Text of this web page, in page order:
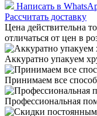
Написать в
Рассчитать доставку
Цена действительна
отличаться от цен в
Аккуратно упакуем
Принимаем все
Профессиональная